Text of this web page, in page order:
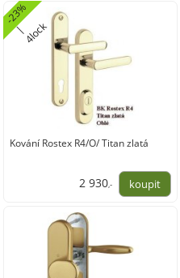
Kování Rostex R4/O/ Titan zlatá
-
2
3
%
|
4
l
o
ck
2 930,-